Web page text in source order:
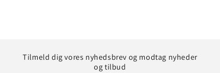
Tilmeld dig vores nyhedsbrev og modtag nyheder
og tilbud